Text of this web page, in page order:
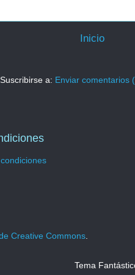
Inicio
Suscribirse a: Enviar comentarios
Creative Commons
Tema